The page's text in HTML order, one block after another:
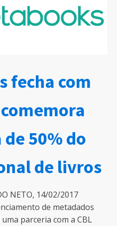
fecha com
50% do
de livros
NETO, 14/02/2017
de metadados
parceria com a CBL